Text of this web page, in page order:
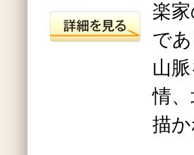
楽
であ
山
情
描か